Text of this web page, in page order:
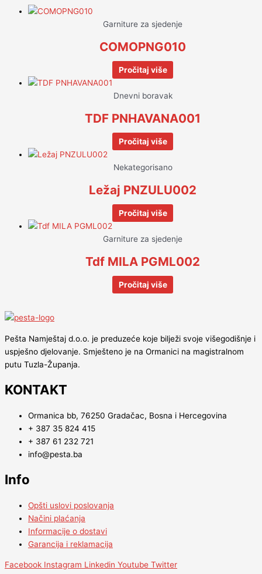
Garniture za sjedenje
COMOPNG010
Pročitaj više
Dnevni boravak
TDF PNHAVANA001
Pročitaj više
Nekategorisano
Ležaj PNZULU002
Pročitaj više
Garniture za sjedenje
Tdf MILA PGML002
Pročitaj više
Pešta Namještaj d.o.o. je preduzeće koje bilježi svoje višegodišnje i
uspješno djelovanje. Smješteno je na Ormanici na magistralnom
putu Tuzla-Županja.
KONTAKT
Ormanica bb, 76250 Gradačac, Bosna i Hercegovina
+ 387 35 824 415
+ 387 61 232 721
info@pesta.ba
Info
Opšti uslovi poslovanja
Načini plaćanja
Informacije o dostavi
Garancija i reklamacija
Facebook Instagram Linkedin Youtube Twitter